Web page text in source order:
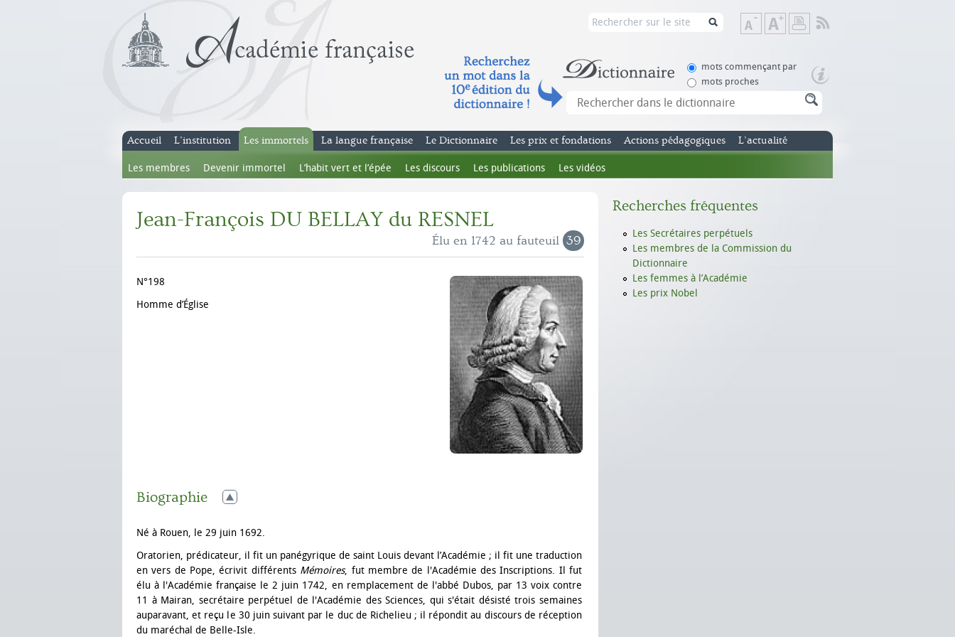
Diminuer
la
de
Augmenter
la
de
mots commençant par
mots proches
Accueil L’institution Les immortels
Les membres Devenir immortel L’habit vert et l’épée Les discours Les publications Les vidéos
La langue française Le Dictionnaire Les prix et fondations Actions pédagogiques L’actualité
Jean-François DU BELLAY du RESNEL
Élu en 1742 au fauteuil 39
N°198
Homme d’Église
Biographie
Né à Rouen, le 29 juin 1692.
Oratorien, prédicateur, il fit un panégyrique de saint Louis devant l’Académie ; il fit une traduction
en vers de Pope, écrivit différents Mémoires, fut membre de l'Académie des Inscriptions. Il fut
élu à l'Académie française le 2 juin 1742, en remplacement de l'abbé Dubos, par 13 voix contre
11 à Mairan, secrétaire perpétuel de l'Académie des Sciences, qui s'était désisté trois semaines
auparavant, et reçu le 30 juin suivant par le duc de Richelieu ; il répondit au discours de réception
du maréchal de Belle-Isle.
Recherches fréquentes
Les Secrétaires perpétuels
Les membres de la Commission du
Dictionnaire
Les femmes à l’Académie
Les prix Nobel